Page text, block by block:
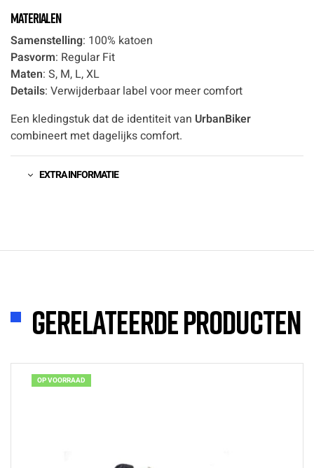
Materialen
Samenstelling: 100% katoen
Pasvorm: Regular Fit
Maten: S, M, L, XL
Details: Verwijderbaar label voor meer comfort
Een kledingstuk dat de identiteit van UrbanBiker
combineert met dagelijks comfort.
EXTRA INFORMATIE
Gerelateerde producten
OP VOORRAAD